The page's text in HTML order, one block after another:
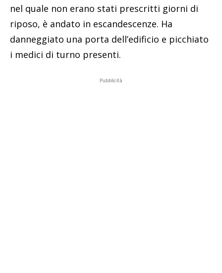
nel quale non erano stati prescritti giorni di
riposo, è andato in escandescenze. Ha
danneggiato una porta dell’edificio e picchiato
i medici di turno presenti.
Pubblicità